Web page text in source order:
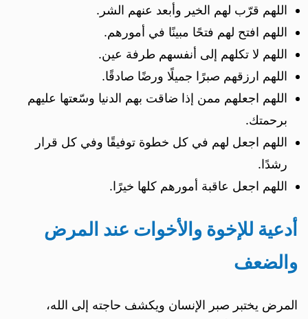
اللهم قرّب لهم الخير وأبعد عنهم الشر.
اللهم افتح لهم فتحًا مبينًا في أمورهم.
اللهم لا تكلهم إلى أنفسهم طرفة عين.
اللهم ارزقهم صبرًا جميلًا ورضًا صادقًا.
اللهم اجعلهم ممن إذا ضاقت بهم الدنيا وسّعتها عليهم
برحمتك.
اللهم اجعل لهم في كل خطوة توفيقًا وفي كل قرار
رشدًا.
اللهم اجعل عاقبة أمورهم كلها خيرًا.
أدعية للإخوة والأخوات عند المرض
والضعف
المرض يختبر صبر الإنسان ويكشف حاجته إلى الله،